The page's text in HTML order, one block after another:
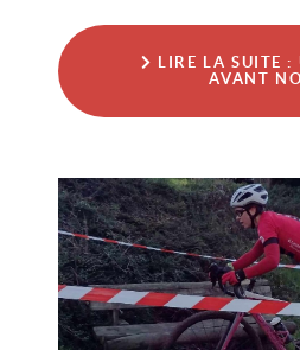
LIRE LA SUITE :
AVANT